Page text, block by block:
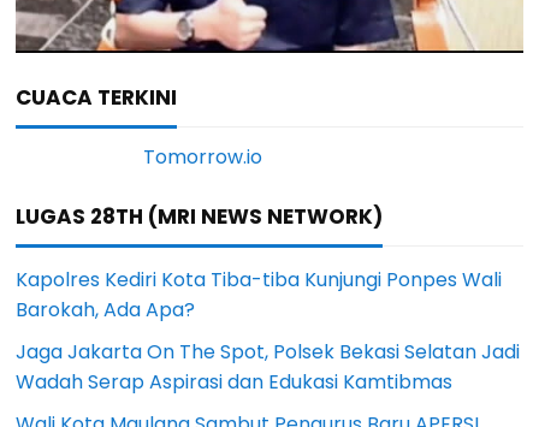
CUACA TERKINI
LUGAS 28TH (MRI NEWS NETWORK)
Kapolres Kediri Kota Tiba-tiba Kunjungi Ponpes Wali
Barokah, Ada Apa?
Jaga Jakarta On The Spot, Polsek Bekasi Selatan Jadi
Wadah Serap Aspirasi dan Edukasi Kamtibmas